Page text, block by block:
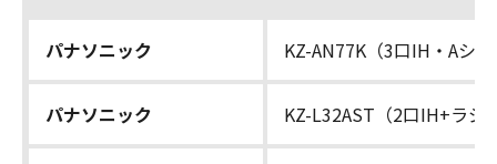
パナソニック KZ-AN77K（3口IH・Aシ
パナソニック KZ-L32AST（2口IH+ラジ